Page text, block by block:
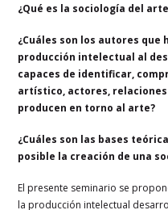
¿Qué es la sociología del
¿Cuáles son los autores que
producción intelectual al
capaces de identificar,
artístico, actores,
producen en torno al arte?
¿Cuáles son las bases
posible la creación de una
El presente seminario se
la producción intelectual